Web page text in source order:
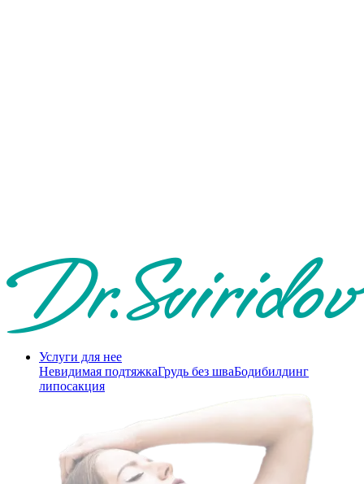
Услуги для нее
Невидимая подтяжкаГрудь без шваБодибилдинг
липосакция